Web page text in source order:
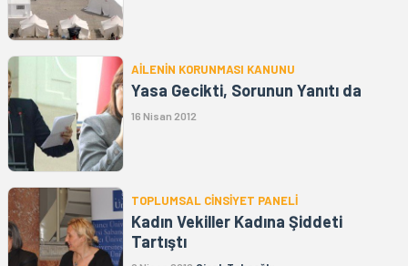
AİLENİN KORUNMASI KANUNU
Yasa Gecikti, Sorunun Yanıtı da
16 Nisan 2012
TOPLUMSAL CİNSİYET PANELİ
Kadın Vekiller Kadına Şiddeti
Tartıştı